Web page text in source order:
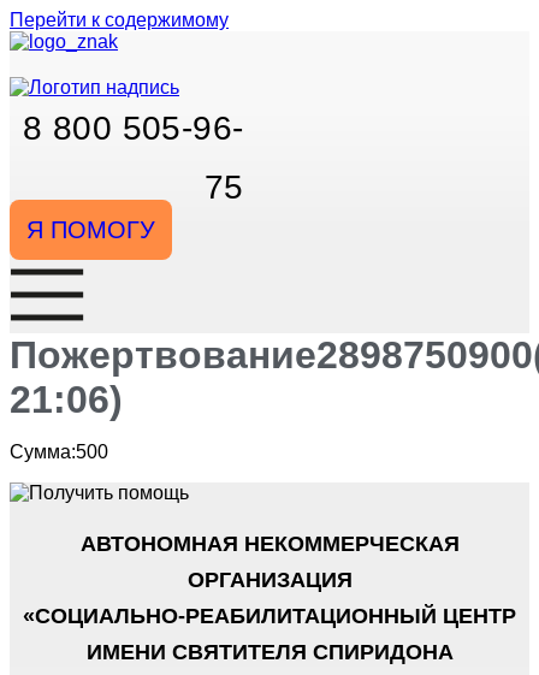
Перейти к содержимому
8 800 505-96-
75
Я ПОМОГУ
21:06)
Сумма:500
АВТОНОМНАЯ НЕКОММЕРЧЕСКАЯ
ОРГАНИЗАЦИЯ
«СОЦИАЛЬНО-РЕАБИЛИТАЦИОННЫЙ ЦЕНТР
ИМЕНИ СВЯТИТЕЛЯ СПИРИДОНА